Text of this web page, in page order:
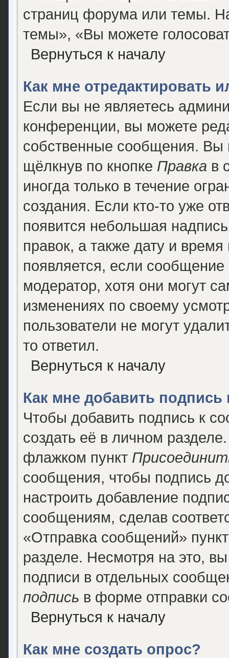
страниц форума или темы.
темы», «Вы можете
Вернуться к началу
Как мне отредактировать
Если вы не являетесь
конференции, вы можете
собственные сообщения. Вы
щёлкнув по кнопке Правка в
иногда только в течение
создания. Если кто-то уже
появится небольшая
правок, а также дату и
появляется, если
модератор, хотя они могут
изменениях по своему
пользователи не могут
то ответил.
Вернуться к началу
Как мне добавить
Чтобы добавить подпись к
создать её в личном
флажком пункт
сообщения, чтобы подпись
настроить добавление
сообщениям, сделав
«Отправка сообщений»
разделе. Несмотря на это,
подписи в отдельных
подпись в форме отправки
Вернуться к началу
Как мне создать опрос?